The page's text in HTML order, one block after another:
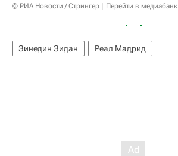
© РИА Новости / Стрингер Перейти в медиабанк
Зинедин Зидан Реал Мадрид